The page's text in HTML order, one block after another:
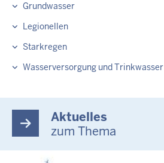
Grundwasser
Legionellen
Starkregen
Wasserversorgung und Trinkwasser
Aktuelles
zum Thema